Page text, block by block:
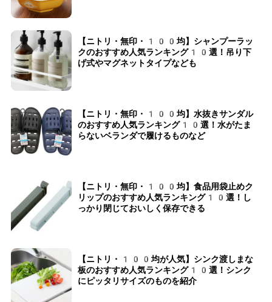
【ニトリ・無印・100均】シャンプーラッ
クのおすすめ人気ランキング10選！吊り下
げ式やマグネットタイプなども
【ニトリ・無印・100均】水抜きサンダル
のおすすめ人気ランキング10選！水がたま
らないベランダで履けるものなど
【ニトリ・無印・100均】食品用袋止めク
リップのおすすめ人気ランキング10選！し
っかり閉じておいしく保存できる
【ニトリ・100均が人気】シンク渡しまな
板のおすすめ人気ランキング10選！シンク
にピッタリサイズのものを紹介